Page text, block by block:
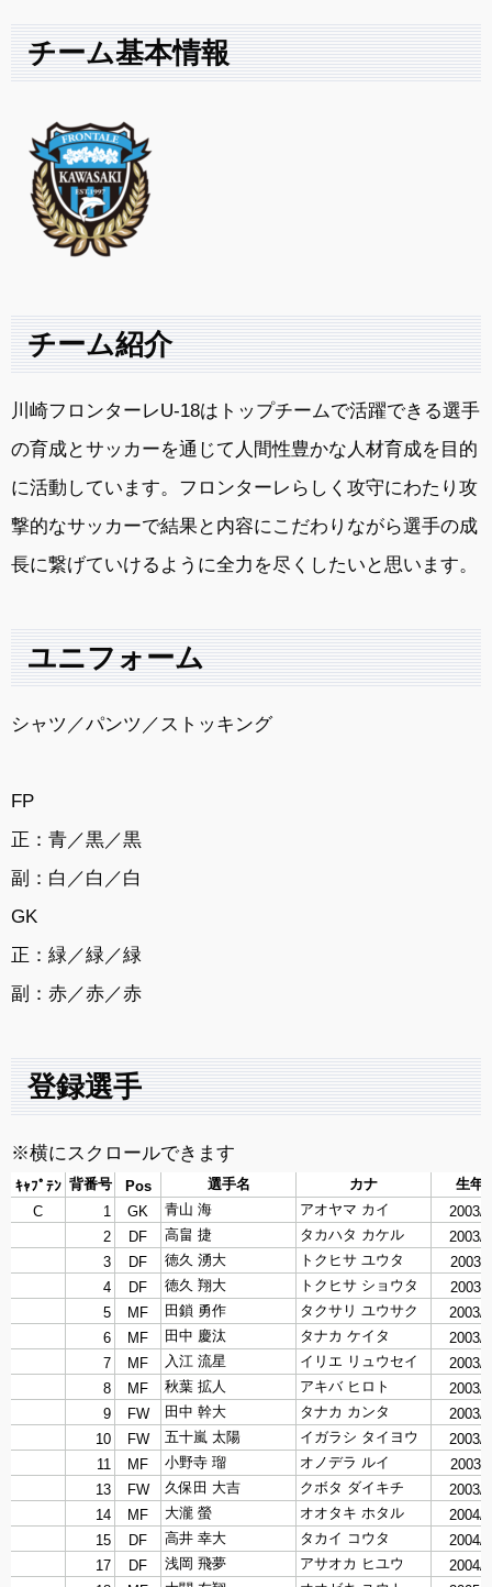
チーム基本情報
チーム紹介
川崎フロンターレU-18はトップチームで活躍できる選手
の育成とサッカーを通じて人間性豊かな人材育成を目的
に活動しています。フロンターレらしく攻守にわたり攻
撃的なサッカーで結果と内容にこだわりながら選手の成
長に繋げていけるように全力を尽くしたいと思います。
ユニフォーム
シャツ／パンツ／ストッキング
FP
正：青／黒／黒
副：白／白／白
GK
正：緑／緑／緑
副：赤／赤／赤
登録選手
※横にスクロールできます